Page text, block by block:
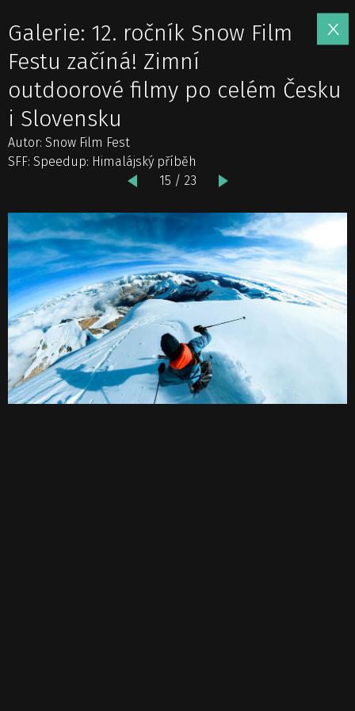
Galerie: 12. ročník Snow Film
Festu začíná! Zimní
outdoorové filmy po celém Česku
i Slovensku
Autor: Snow Film Fest
SFF: Speedup: Himalájský příběh
15 / 23